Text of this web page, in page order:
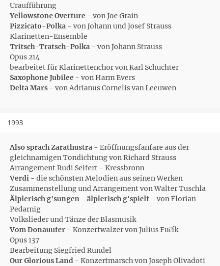
Uraufführung
Yellowstone Overture - von Joe Grain
Pizzicato-Polka - von Johann und Josef Strauss
Klarinetten-Ensemble
Tritsch-Tratsch-Polka - von Johann Strauss
Opus 214
bearbeitet für Klarinettenchor von Karl Schuchter
Saxophone Jubilee - von Harm Evers
Delta Mars - von Adrianus Cornelis van Leeuwen
1993
Also sprach Zarathustra - Eröffnungsfanfare aus der
gleichnamigen Tondichtung von Richard Strauss
Arrangement Rudi Seifert - Kressbronn
Verdi - die schönsten Melodien aus seinen Werken
Zusammenstellung und Arrangement von Walter Tuschla
Älplerisch g'sungen - älplerisch g'spielt - von Florian
Pedarnig
Volkslieder und Tänze der Blasmusik
Vom Donauufer - Konzertwalzer von Julius Fučík
Opus 137
Bearbeitung Siegfried Rundel
Our Glorious Land - Konzertmarsch von Joseph Olivadoti